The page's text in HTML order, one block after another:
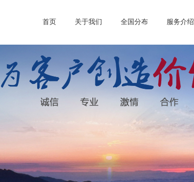
首页 关于我们 全国分布 服务介绍